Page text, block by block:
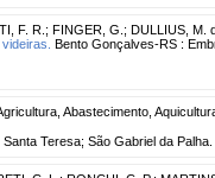
F. R. ; FINGER, G. ; DULLIUS, M.
Bento Gonçalves-RS :
Abastecimento,
Teresa; São Gabriel da Palha.